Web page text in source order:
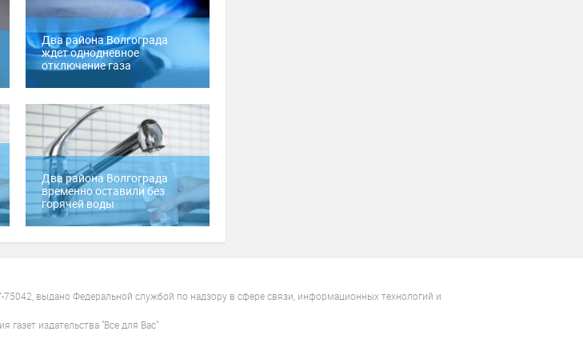
Два района Волгограда
ждет однодневное
отключение газа
Два района Волгограда
временно оставили без
горячей воды
выдано Федеральной службой по надзору в сфере связи, информационных технологий и
газет издательства "Все для Вас"